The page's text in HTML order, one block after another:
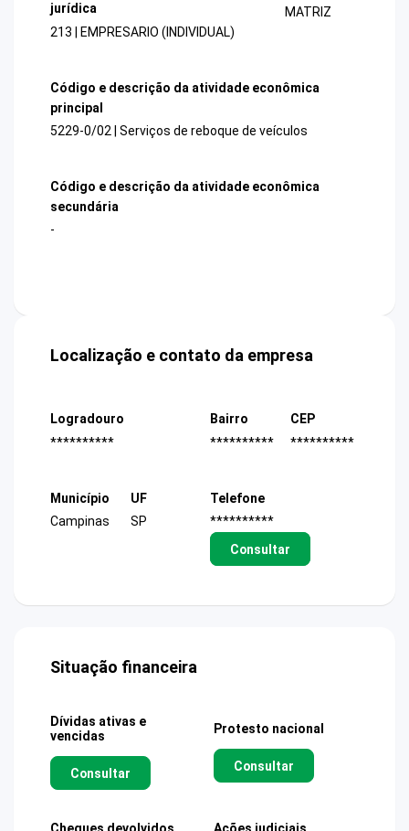
jurídica
213 | EMPRESARIO (INDIVIDUAL)
MATRIZ
Código e descrição da atividade econômica
principal
5229-0/02 | Serviços de reboque de veículos
Código e descrição da atividade econômica
secundária
-
Localização e contato da empresa
Logradouro
**********
Bairro
**********
CEP
**********
Município
Campinas
UF
SP
Telefone
**********
Consultar
Situação financeira
Dívidas ativas e
vencidas
Consultar
Protesto nacional
Consultar